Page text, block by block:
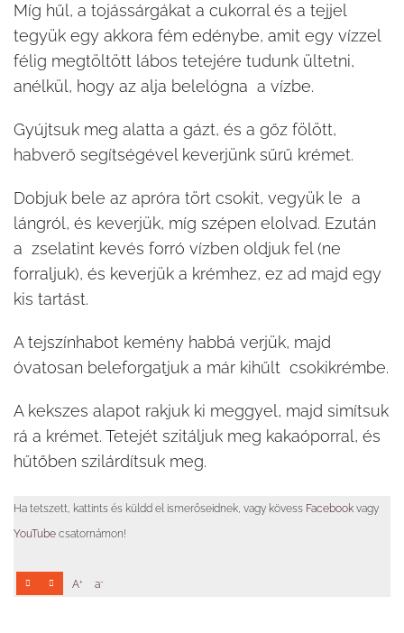
Míg hűl, a tojássárgákat a cukorral és a tejjel
tegyük egy akkora fém edénybe, amit egy vízzel
félig megtöltött lábos tetejére tudunk ültetni,
anélkül, hogy az alja belelógna a vízbe.
Gyújtsuk meg alatta a gázt, és a gőz fölött,
habverő segítségével keverjünk sűrű krémet.
Dobjuk bele az apróra tört csokit, vegyük le a
lángról, és keverjük, míg szépen elolvad. Ezután
a zselatint kevés forró vízben oldjuk fel (ne
forraljuk), és keverjük a krémhez, ez ad majd egy
kis tartást.
A tejszínhabot kemény habbá verjük, majd
óvatosan beleforgatjuk a már kihűlt csokikrémbe.
A kekszes alapot rakjuk ki meggyel, majd simítsuk
rá a krémet. Tetejét szitáljuk meg kakaóporral, és
hűtőben szilárdítsuk meg.
Ha tetszett, kattints és küldd el ismerőseidnek, vagy kövess Facebook vagy
YouTube csatornámon!
A+ a-